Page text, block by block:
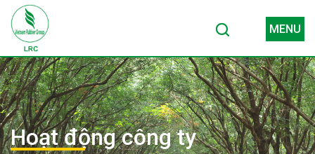
MENU
Hoạt động công ty